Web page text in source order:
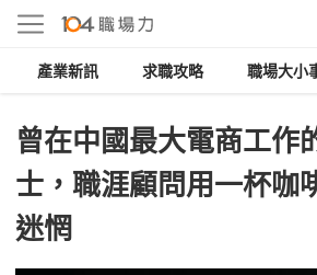
產業新訊 求職攻略 職場大小
曾在中國最大電商工作
士，職涯顧問用一杯咖
迷惘